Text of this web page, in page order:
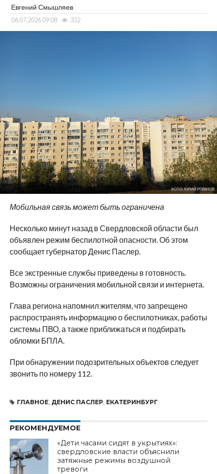
Евгений Смышляев
06.07.2026 09:08 332
ФОТО: ЮРИЙ РОГАНОВ
Мобильная связь может быть ограничена
Несколько минут назад в Свердловской области был
объявлен режим беспилотной опасности. Об этом
сообщает губернатор Денис Паслер.
Все экстренные службы приведены в готовность.
Возможны ограничения мобильной связи и интернета.
Глава региона напомнил жителям, что запрещено
распространять информацию о беспилотниках, работы
системы ПВО, а также приближаться и подбирать
обломки БПЛА.
При обнаружении подозрительных объектов следует
звонить по номеру 112.
ГЛАВНОЕ, ДЕНИС ПАСЛЕР ЕКАТЕРИНБУРГ
РЕКОМЕНДУЕМОЕ
«Дети часами сидят в укрытиях»:
свердловские власти объяснили
затяжные режимы воздушной
тревоги